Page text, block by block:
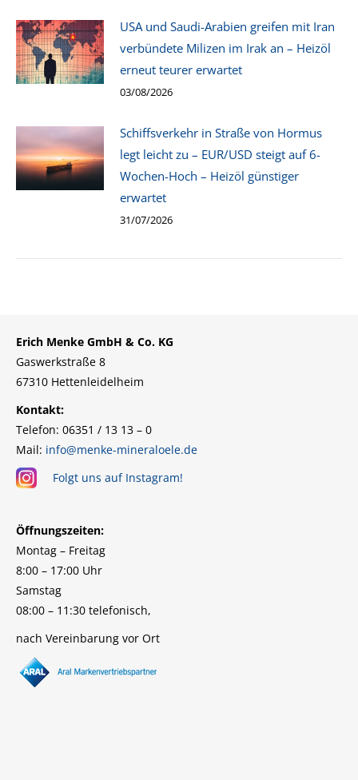
USA und Saudi-Arabien greifen mit Iran
verbündete Milizen im Irak an – Heizöl
erneut teurer erwartet
03/08/2026
Schiffsverkehr in Straße von Hormus
legt leicht zu – EUR/USD steigt auf 6-
Wochen-Hoch – Heizöl günstiger
erwartet
31/07/2026
Erich Menke GmbH & Co. KG
Gaswerkstraße 8
67310 Hettenleidelheim
Kontakt:
Telefon: 06351 / 13 13 – 0
Mail: info@menke-mineraloele.de
Folgt uns auf Instagram!
Öffnungszeiten:
Montag – Freitag
8:00 – 17:00 Uhr
Samstag
08:00 – 11:30 telefonisch,
nach Vereinbarung vor Ort